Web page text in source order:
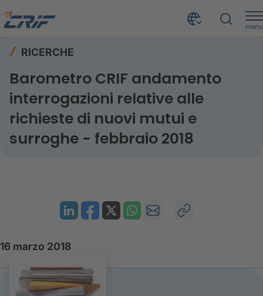
menu
RICERCHE
Barometro CRIF andamento
interrogazioni relative alle
richieste di nuovi mutui e
surroghe - febbraio 2018
16 marzo 2018